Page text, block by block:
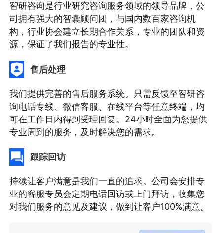
智研咨询是行业研究咨询服务领域的领导品牌，公
司拥有强大的智囊顾问团，与国内数百家咨询机
构，行业协会建立长期合作关系，专业的团队和资
源，保证了我们报告的专业性。
售后处理
我们提供完善的售后服务系统。只需反馈至智研咨
询电话专线、微信客服、在线平台等任意终端，均
可在工作日内得到受理回复。24小时全面为您提供
专业周到的服务，及时解决您的需求。
跟踪回访
持续让客户满意是我们一直的追求。公司会安排专
业的客服专员会定期电话回访或上门拜访，收集您
对我们服务的意见及建议，做到让客户100%满意。